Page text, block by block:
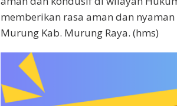
memberikan rasa aman dan
Murung Kab. Murung Raya. (hms)